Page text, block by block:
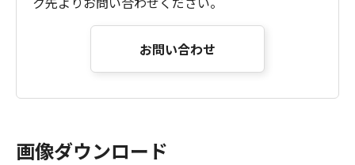
お問い合わせ
画像ダウンロード